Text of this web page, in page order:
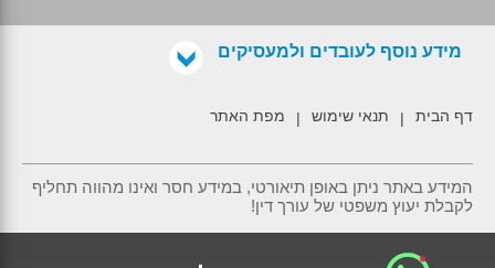
מידע נוסף לעובדים ולמעסיקים
דף הבית | תנאי שימוש | מפת האתר
המידע באתר ניתן באופן תיאורטי, במידע חסר ואינו מהווה תחליף
לקבלת יעוץ משפטי של עורך דין!